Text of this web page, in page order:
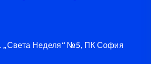
„Света Неделя“ №5, ПК София